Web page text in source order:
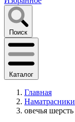
Поиск
Каталог
Главная
Наматрасники
овечья шерсть